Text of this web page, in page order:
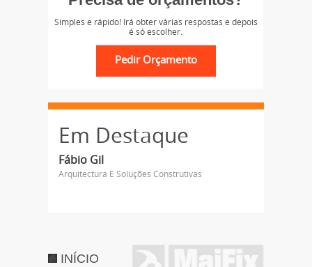
Simples e rápido! Irá obter várias respostas e depois
é só escolher.
Em Destaque
Fábio Gil
Arquitectura E Soluções Construtivas
INÍCIO